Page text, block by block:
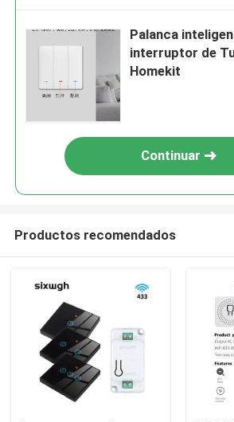
Hogar
Palanca
interruptor de
Homekit
Continuar
Productos recomendados